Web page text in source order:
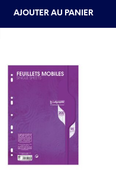
AJOUTER AU PANIER